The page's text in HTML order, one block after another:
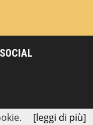
[leggi di più]